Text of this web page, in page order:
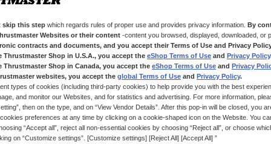
NUOVI CLIENTI
La creazione di un account ha
traccia degli ordini e altro ancora.
CREA UN ACCOUNT
skip this step which regards rules of proper use and provides privacy information. By
Websites or their content -content you browsed, displayed, downloaded, or
contracts and documents, and you accept their Terms of Use and Privacy
Thrustmaster Shop in U.S.A., you accept the eShop Terms of Use and Privacy Policy
Thrustmaster Shop in Canada, you accept the eShop Terms of Use and Privacy
websites, you accept the global Terms of Use and Privacy Policy.
types of cookies (including third-party cookies) to help provide you with the best
and monitor our Websites, and for statistics and advertising. For more information,
then on the type, and on “View Vendor Details”. After this pop-in will be closed, you
preferences at any time by clicking on a cookie-shaped icon on the Website. You
“Accept all”, reject all non-essential cookies by choosing “Reject all”, or choose
on “Customize settings”. [Customize settings] [Reject All] [Accept All] ”